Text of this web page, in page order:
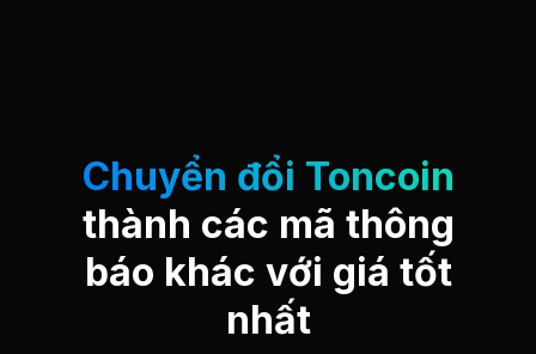
Chuyển đổi Toncoin
thành các mã thông
báo khác với giá tốt
nhất